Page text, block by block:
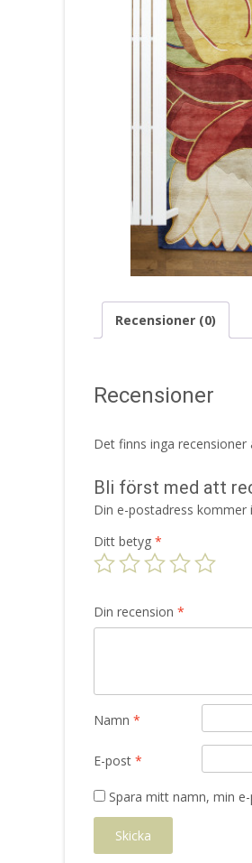
Recensioner (0)
Recensioner
Det finns inga recensioner
Bli först med att
Din e-postadress kommer
Ditt betyg *
Din recension *
Namn *
E-post *
Spara mitt namn, min